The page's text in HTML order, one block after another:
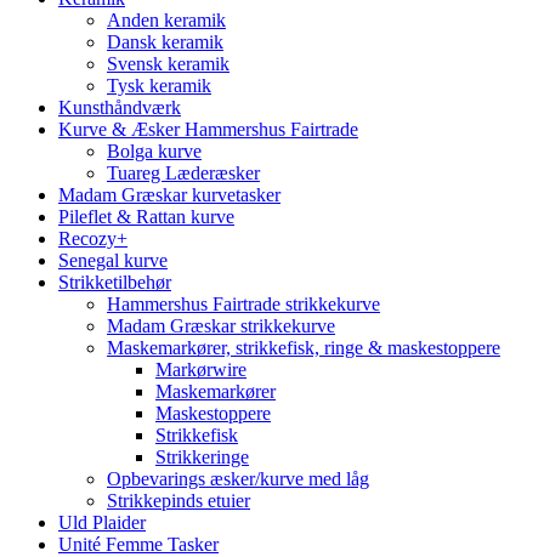
Anden keramik
Dansk keramik
Svensk keramik
Tysk keramik
Kunsthåndværk
Kurve & Æsker Hammershus Fairtrade
Bolga kurve
Tuareg Læderæsker
Madam Græskar kurvetasker
Pileflet & Rattan kurve
Recozy+
Senegal kurve
Strikketilbehør
Hammershus Fairtrade strikkekurve
Madam Græskar strikkekurve
Maskemarkører, strikkefisk, ringe & maskestoppere
Markørwire
Maskemarkører
Maskestoppere
Strikkefisk
Strikkeringe
Opbevarings æsker/kurve med låg
Strikkepinds etuier
Uld Plaider
Unité Femme Tasker